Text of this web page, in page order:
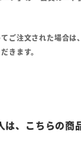
ご注文された場合は
きます。
は、こちらの商